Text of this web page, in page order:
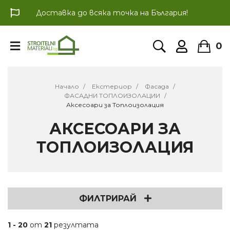
Доставка до всяка точка на България!
0
Начало Екстериор
Фасада
ФАСАДНИ ТОПЛОИЗОЛАЦИИ
Аксесоари за Топлоизолация
АКСЕСОАРИ ЗА
ТОПЛОИЗОЛАЦИЯ
ФИЛТРИРАЙ
1 - 20 от 21 резултата